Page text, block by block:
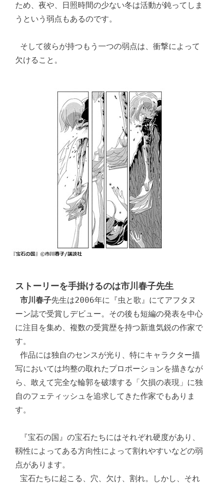
ため、夜や、日照時間の少ない冬は活動が鈍ってしま
うという弱点もあるのです。
欠けること。
ストーリーを手掛けるのは市川春子先生
市川春子先生は2006年に『虫と歌』にてアフタヌ
ーン誌で受賞しデビュー。その後も短編の発表を中心
に注目を集め、複数の受賞歴を持つ新進気鋭の作家で
す。
作品には独自のセンスが光り、特にキャラクター描
写においては均整の取れたプロポーションを描きなが
ら、敢えて完全な輪郭を破壊する「欠損の表現」に独
自のフェティッシュを追求してきた作家でもありま
す。
靱性によってある方向性によって割れやすいなどの弱
点があります。
宝石たちに起こる、穴、欠け、割れ。しかし、それ